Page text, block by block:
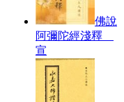
佛說
阿彌陀經淺釋
宣